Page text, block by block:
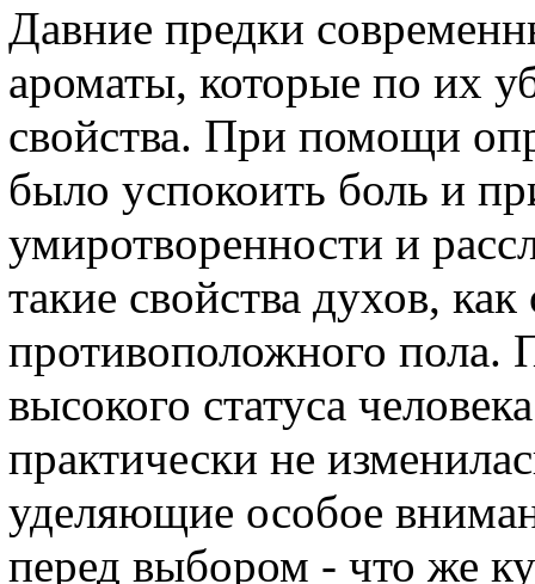
Давние предки
ароматы, которые по их
свойства. При помощи
было успокоить боль и
умиротворенности и
такие свойства духов,
противоположного
высокого статуса
практически не
уделяющие особое
перед выбором - что же